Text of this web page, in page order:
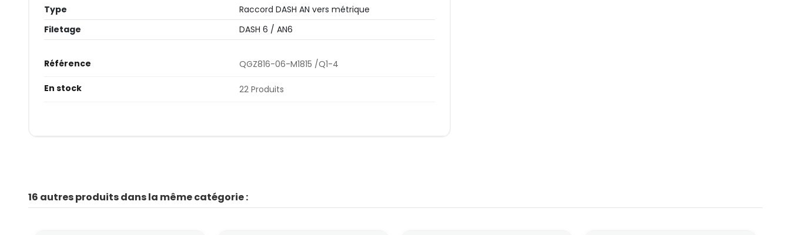
Type
Raccord DASH AN vers métrique
Filetage
DASH 6 / AN6
Référence QGZ816-06-M1815 /Q1-4
En stock 22 Produits
16 autres produits dans la même catégorie :